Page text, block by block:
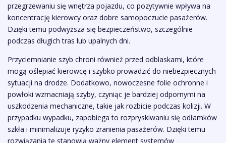
przegrzewaniu się wnętrza pojazdu, co pozytywnie wpływa na
koncentrację kierowcy oraz dobre samopoczucie pasażerów.
Dzięki temu podwyższa się bezpieczeństwo, szczególnie
podczas długich tras lub upalnych dni.
Przyciemnianie szyb chroni również przed odblaskami, które
mogą oślepiać kierowcę i szybko prowadzić do niebezpiecznych
sytuacji na drodze. Dodatkowo, nowoczesne folie ochronne i
powłoki wzmacniają szyby, czyniąc je bardziej odpornymi na
uszkodzenia mechaniczne, takie jak rozbicie podczas kolizji. W
przypadku wypadku, zapobiega to rozpryskiwaniu się odłamków
szkła i minimalizuje ryzyko zranienia pasażerów. Dzięki temu
rozwiązania te stanowią ważny element systemów